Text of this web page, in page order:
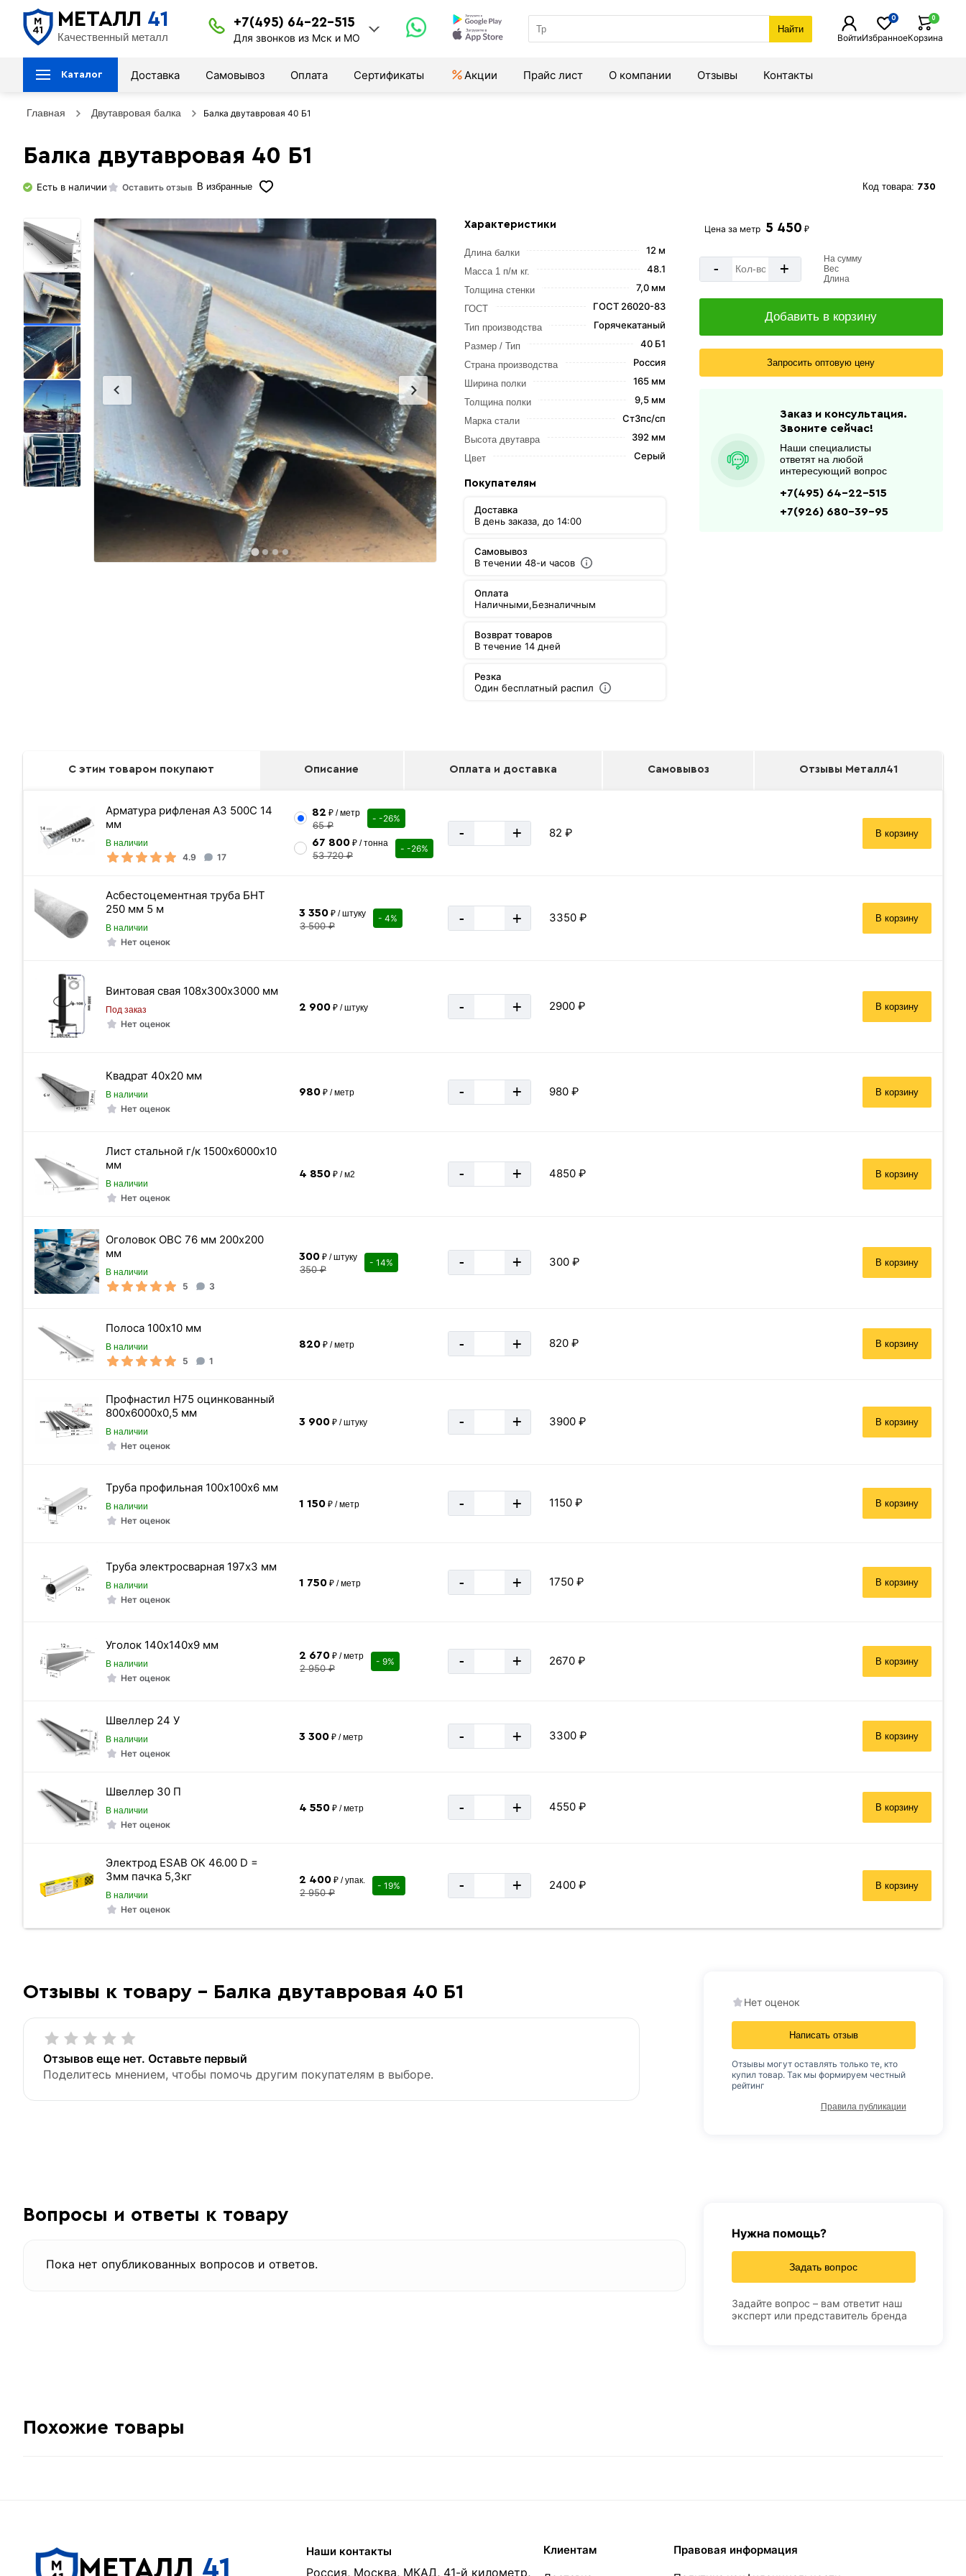
МЕТАЛЛ 41
Качественный металл
+7(495) 64-22-515
Для звонков из Мск и МО
Найти
ВойтиИзбранное
0
Корзина
0
Каталог Доставка Самовывоз Оплата Сертификаты Акции Прайс лист О компании Отзывы Контакты
Главная Двутавровая балка Балка двутавровая 40 Б1
Балка двутавровая 40 Б1
Есть в наличии Оставить отзыв В избранные Код товара: 730
Характеристики
Длина балки 12 м
Масса 1 п/м кг. 48.1
Толщина стенки 7,0 мм
ГОСТ ГОСТ 26020-83
Тип производства Горячекатаный
Размер / Тип 40 Б1
Страна производства Россия
Ширина полки 165 мм
Толщина полки 9,5 мм
Марка стали Ст3пс/сп
Высота двутавра 392 мм
Цвет Серый
Покупателям
Доставка
В день заказа, до 14:00
Самовывоз
В течении 48-и часов
Оплата
Наличными,Безналичным
Возврат товаров
В течение 14 дней
Резка
Один бесплатный распил
Цена за метр 5 450 ₽
- +
На сумму
Вес
Длина
Добавить в корзину
Запросить оптовую цену
Заказ и консультация.
Звоните сейчас!
Наши специалисты
ответят на любой
интересующий вопрос
+7(495) 64-22-515
+7(926) 680-39-95
С этим товаром покупают Описание Оплата и доставка Самовывоз Отзывы Металл41
Арматура рифленая А3 500С 14
мм
В наличии
4.9 17
82 ₽ / метр
65 ₽
- -26%
67 800₽ / тонна
53 720 ₽
- -26%
- + 82 ₽ В корзину
Асбестоцементная труба БНТ
250 мм 5 м
В наличии
Нет оценок
3 350₽ / штуку
3 500 ₽
- 4% - + 3350 ₽ В корзину
Винтовая свая 108х300х3000 мм
Под заказ
Нет оценок
2 900₽ / штуку - + 2900 ₽ В корзину
Квадрат 40х20 мм
В наличии
Нет оценок
980₽ / метр - + 980 ₽ В корзину
Лист стальной г/к 1500х6000х10
мм
В наличии
Нет оценок
4 850₽ / м2 - + 4850 ₽ В корзину
Оголовок ОВС 76 мм 200х200
мм
В наличии
5 3
300₽ / штуку
350 ₽
- 14% - + 300 ₽ В корзину
Полоса 100х10 мм
В наличии
5 1
820₽ / метр - + 820 ₽ В корзину
Профнастил Н75 оцинкованный
800х6000х0,5 мм
В наличии
Нет оценок
3 900₽ / штуку - + 3900 ₽ В корзину
Труба профильная 100х100х6 мм
В наличии
Нет оценок
1 150₽ / метр - + 1150 ₽ В корзину
Труба электросварная 197х3 мм
В наличии
Нет оценок
1 750₽ / метр - + 1750 ₽ В корзину
Уголок 140х140х9 мм
В наличии
Нет оценок
2 670₽ / метр
2 950 ₽
- 9% - + 2670 ₽ В корзину
Швеллер 24 У
В наличии
Нет оценок
3 300₽ / метр - + 3300 ₽ В корзину
Швеллер 30 П
В наличии
Нет оценок
4 550₽ / метр - + 4550 ₽ В корзину
Электрод ESAB ОК 46.00 D =
3мм пачка 5,3кг
В наличии
Нет оценок
2 400₽ / упак.
2 950 ₽
- 19% - + 2400 ₽ В корзину
Длина балки 12 м
Масса 1 п/м кг. 48.1
Тип производства Горячекатаный
Размер / Тип
Ширина полки 165 мм
Толщина полки
Цвет
Цена указана за 1 метр
Вес 1 метра 48.1 кг
Метров в 1 тонне
Количество штук в 1 тонне
Вес одной штуки (12 м) кг
Вес 12 метр, тн
Отзывы к товару - Балка двутавровая 40 Б1
Отзывов еще нет. Оставьте первый
Поделитесь мнением, чтобы помочь другим покупателям в выборе.
Нет оценок
Написать отзыв
Отзывы могут оставлять только те, кто
купил товар. Так мы формируем честный
рейтинг
Правила публикации
Вопросы и ответы к товару
Пока нет опубликованных вопросов и ответов.
Нужна помощь?
Задать вопрос
Задайте вопрос – вам ответит наш
эксперт или представитель бренда
Похожие товары
МЕТАЛЛ 41
Наши контакты
Россия, Москва, МКАД, 41-й километр,
Клиентам Правовая информация